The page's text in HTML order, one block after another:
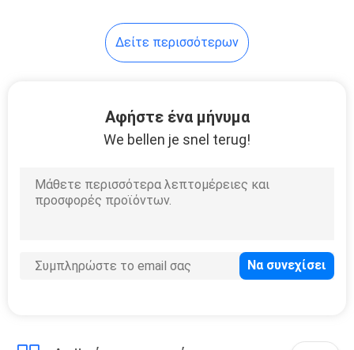
Περιστρεφόμενα
ανοικτών τελών
Staubli
Δείτε περισσότερων
Αφήστε ένα μήνυμα
We bellen je snel terug!